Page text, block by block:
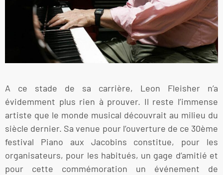
A ce stade de sa carrière, Leon Fleisher n’a
évidemment plus rien à prouver. Il reste l’immense
artiste que le monde musical découvrait au milieu du
siècle dernier. Sa venue pour l’ouverture de ce 30ème
festival Piano aux Jacobins constitue, pour les
organisateurs, pour les habitués, un gage d’amitié et
pour cette commémoration un événement de